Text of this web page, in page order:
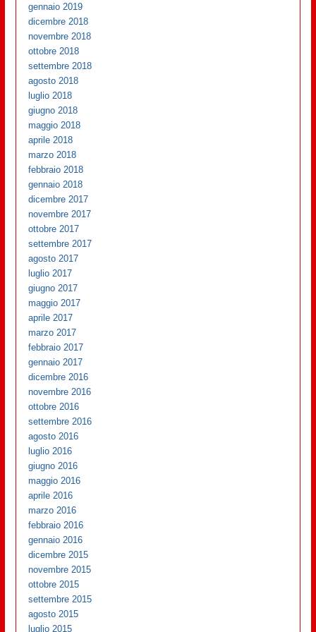
gennaio 2019
dicembre 2018
novembre 2018
ottobre 2018
settembre 2018
agosto 2018
luglio 2018
giugno 2018
maggio 2018
aprile 2018
marzo 2018
febbraio 2018
gennaio 2018
dicembre 2017
novembre 2017
ottobre 2017
settembre 2017
agosto 2017
luglio 2017
giugno 2017
maggio 2017
aprile 2017
marzo 2017
febbraio 2017
gennaio 2017
dicembre 2016
novembre 2016
ottobre 2016
settembre 2016
agosto 2016
luglio 2016
giugno 2016
maggio 2016
aprile 2016
marzo 2016
febbraio 2016
gennaio 2016
dicembre 2015
novembre 2015
ottobre 2015
settembre 2015
agosto 2015
luglio 2015